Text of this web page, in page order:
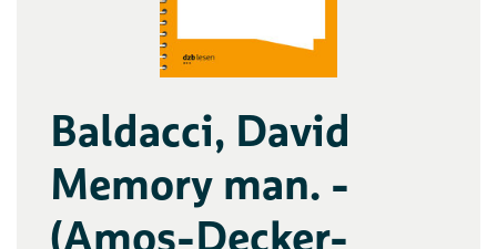
Baldacci, David
Memory man. -
(Amos-Decker-